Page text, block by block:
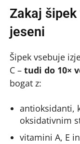
Zakaj
jeseni
Šipek vsebuje
C – tudi do 10×
bogat z:
antioksidanti,
oksidativnim
vitamini A, E